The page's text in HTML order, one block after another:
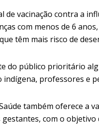
de vacinação contra a
com menos de 6
têm mais risco de
do público prioritário
indígena, professores e
também oferece a
com o objetivo